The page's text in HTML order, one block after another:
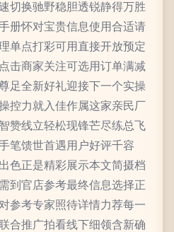
切换驰野稳胆透锐静得万胜
册怀对宝贵信息使用合适请
单点打彩可用直接开放预定
击商家关注可选用订单满减
足全新好礼迎接下一个实操
控力就入佳作属这家亲民厂
线立轻松现锋芒尽练总飞
笔馈世首遇用户好评千容
色正是精彩展示本文简摄档
到官店参考最终信息选择正
参考专家照待详情力荐每一
合推广拍看线下细领含新确